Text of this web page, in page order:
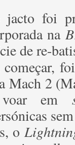
jacto foi
na
de re-
começar,
Mach 2
em
o